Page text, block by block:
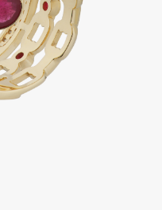
хранить отдельно от
в ванной комнате.
влаги, необходимо
влажность плохо
и янтарь.